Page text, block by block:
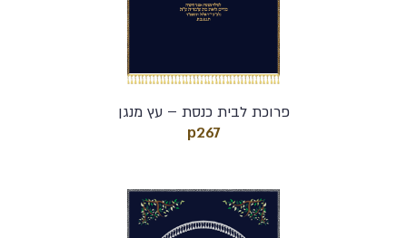
פרוכת לבית כנסת – עץ מנגן
p267